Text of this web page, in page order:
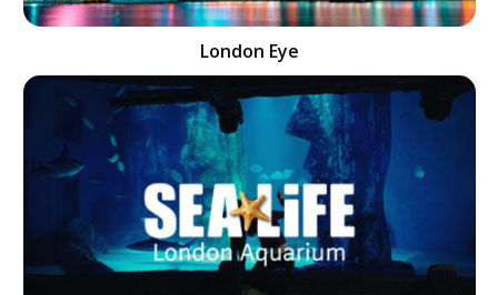
London Eye